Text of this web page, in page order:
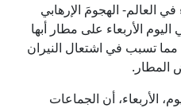
في العالم- الهجومَ الإرهابي
الأربعاء على مطار أبها
مما تسبب في اشتعال النيران
المطار.
الأربعاء، أن الجماعات